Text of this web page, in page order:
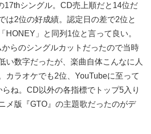
シングル。CD売上順だと14位だ
は2位の好成績。認定日の差で2位と
HONEY」と同列1位と言って良い。
らのシングルカットだったので当時
い数字だったが、楽曲自体こんなに人
カラオケでも2位、YouTubeに至って
ね。CD以外の各指標でトップ5入り
メ版『GTO』の主題歌だったのがデ